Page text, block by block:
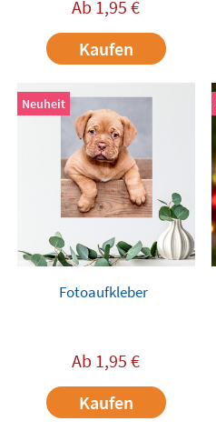
Ab 1,95 €
Kaufen
Neuheit
Fotoaufkleber
Ab 1,95 €
Kaufen